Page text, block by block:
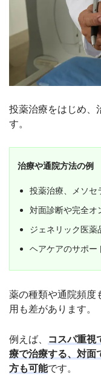
投薬治療をはじめ、
す。
治療や通院方法の例
投薬治療、メソセ
対面診断や完全オ
ジェネリック医薬
ヘアケアのサポー
薬の種類や通院頻度
用も差があります。
例えば、 コスパ重視
療で治療する、対面
方も可能です。